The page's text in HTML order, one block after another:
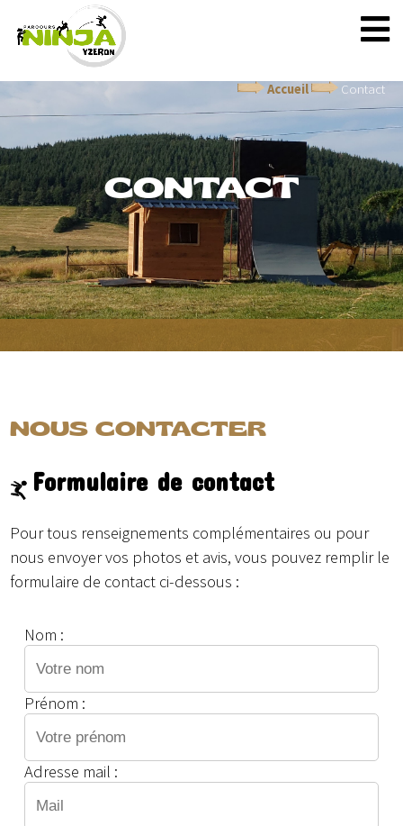
Accueil Contact
CONTACT
NOUS CONTACTER
Formulaire de contact
Pour tous renseignements complémentaires ou pour
nous envoyer vos photos et avis, vous pouvez remplir le
formulaire de contact ci-dessous :
Nom :
Prénom :
Adresse mail :